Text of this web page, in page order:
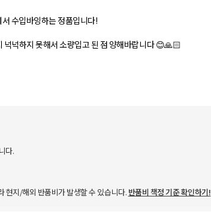
수입바잉하는 정품입니다!
넉하지 못해서 소량입고 된 점 양해바랍니다 😊🙏🏻
다.
현지/해외 반품비가 발생할 수 있습니다. 반품비 책정 기준 확인하기!